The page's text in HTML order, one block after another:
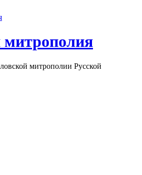
митрополия
митрополии Русской